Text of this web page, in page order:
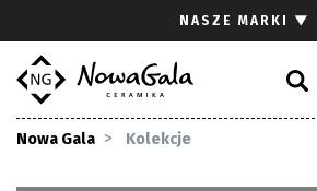
NASZE MARKI ▼
Nowa Gala Kolekcje